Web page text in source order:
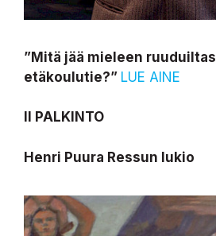
”Mitä jää mieleen ruuduiltas,
etäkoulutie?” LUE AINE
II PALKINTO
Henri Puura Ressun lukio